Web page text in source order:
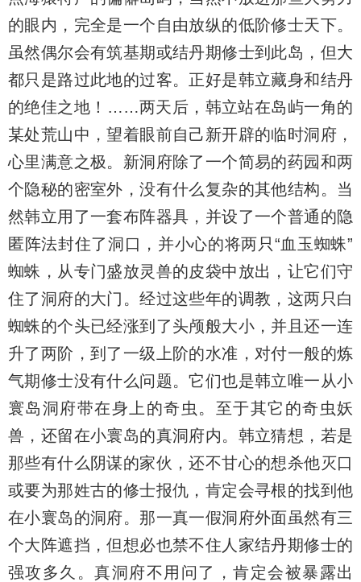
的眼内，完全是一个自由放纵的低阶修士天下。
虽然偶尔会有筑基期或结丹期修士到此岛，但大
都只是路过此地的过客。正好是韩立藏身和结丹
的绝佳之地！……两天后，韩立站在岛屿一角的
某处荒山中，望着眼前自己新开辟的临时洞府，
心里满意之极。新洞府除了一个简易的药园和两
个隐秘的密室外，没有什么复杂的其他结构。当
然韩立用了一套布阵器具，并设了一个普通的隐
匿阵法封住了洞口，并小心的将两只“血玉蜘蛛”
蜘蛛，从专门盛放灵兽的皮袋中放出，让它们守
住了洞府的大门。经过这些年的调教，这两只白
蜘蛛的个头已经涨到了头颅般大小，并且还一连
升了两阶，到了一级上阶的水准，对付一般的炼
气期修士没有什么问题。它们也是韩立唯一从小
寰岛洞府带在身上的奇虫。至于其它的奇虫妖
兽，还留在小寰岛的真洞府内。韩立猜想，若是
那些有什么阴谋的家伙，还不甘心的想杀他灭口
或要为那姓古的修士报仇，肯定会寻根的找到他
在小寰岛的洞府。那一真一假洞府外面虽然有三
个大阵遮挡，但想必也禁不住人家结丹期修士的
强攻多久。真洞府不用问了，肯定会被暴露出